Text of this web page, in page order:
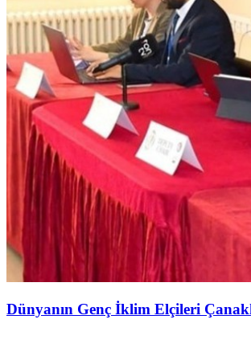
Dünyanın Genç İklim Elçileri